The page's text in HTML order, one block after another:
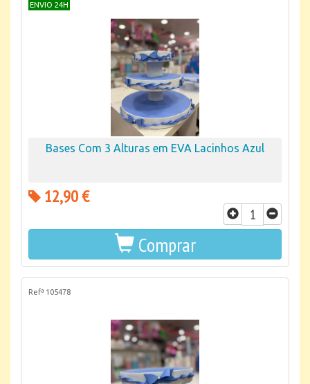
ENVIO 24H
Bases Com 3 Alturas em EVA Lacinhos Azul
12,90 €
Comprar
Refª 105478